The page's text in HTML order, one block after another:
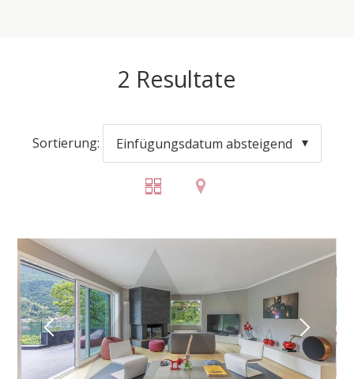
2 Resultate
Sortierung: Einfügungsdatum absteigend